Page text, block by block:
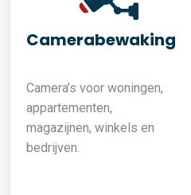
Camerabewaking
Camera’s voor woningen,
appartementen,
magazijnen, winkels en
bedrijven.